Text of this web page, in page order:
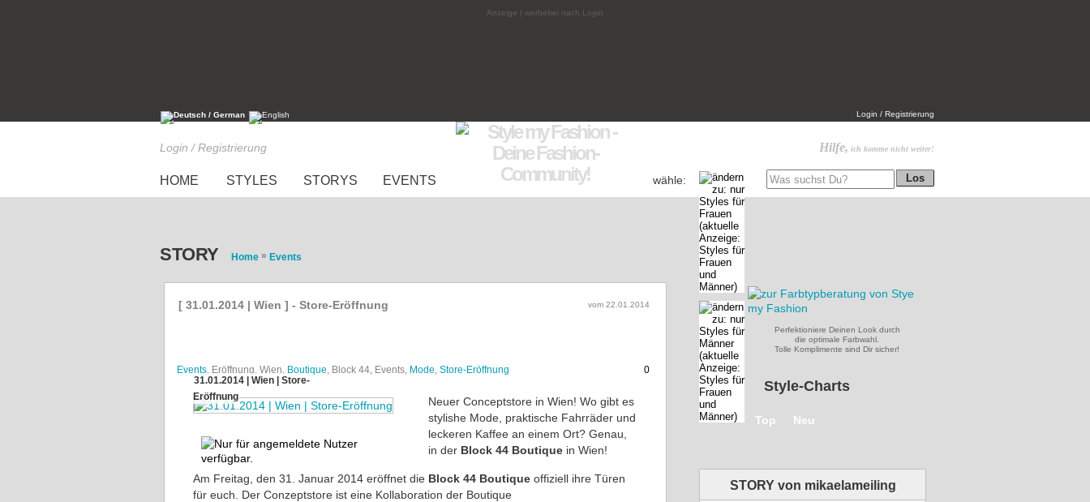
Anzeige | werbefrei nach Login
Login / Registrierung
Hilfe, ich komme nicht weiter!
Login / Registrierung
HOME STYLES STORYS EVENTS wähle:
STORY Home » Events
[ 31.01.2014 | Wien ] - Store-Eröffnung vom 22.01.2014
Events, Eröffnung, Wien, Boutique, Block 44, Events, Mode, Store-Eröffnung
0
31.01.2014 | Wien | Store-
Eröffnung
Neuer Conceptstore in Wien! Wo gibt es
stylishe Mode, praktische Fahrräder und
leckeren Kaffee an einem Ort? Genau,
in der Block 44 Boutique in Wien!
Am Freitag, den 31. Januar 2014 eröffnet die Block 44 Boutique offiziell ihre Türen
für euch. Der Conzeptstore ist eine Kollaboration der Boutique
Perfektioniere Deinen Look durch
die optimale Farbwahl.
Tolle Komplimente sind Dir sicher!
Style-Charts
Top Neu
STORY von mikaelameiling